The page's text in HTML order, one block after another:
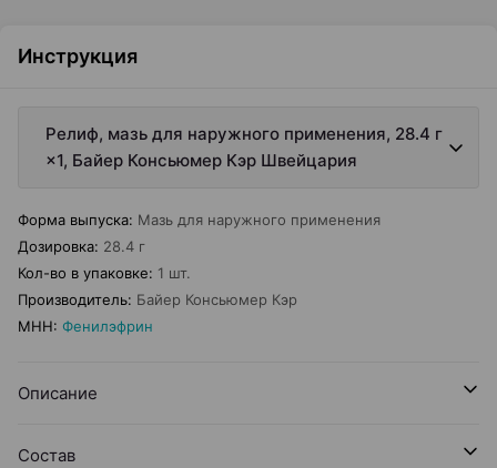
Инструкция
Релиф, мазь для наружного применения, 28.4 г
×1, Байер Консьюмер Кэр Швейцария
Форма выпуска: Мазь для наружного применения
Дозировка: 28.4 г
Кол-во в упаковке: 1 шт.
Производитель: Байер Консьюмер Кэр
МНН: Фенилэфрин
Описание
Состав